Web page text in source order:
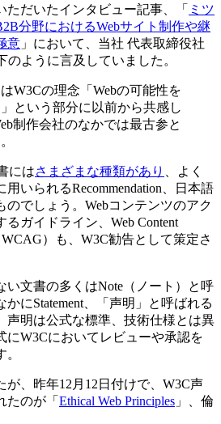
ただいたインタビュー記事、「 ミツ
分野におけるWebサイト制作や継
意 」において、当社 代表取締役社
のように言及していました。
W3Cの理念「Webの可能性を
という部分に以前から共感し
制作会社のなかでは最古参と
にはさまざまな種類があり
、よく
いられるRecommendation、日本語
のでしょう。Webコンテンツのアク
ガイドライン、Web Content
WCAG）も、W3C勧告として策定さ
い文書の多くはNote（ノート）と呼
にStatement、「声明」と呼ばれる
声明は公式な標準、技術仕様とは異
にW3Cにおいてレビューや承認を
が、昨年12月12日付けで、W3C声
たのが「 Ethical Web Principles 」、倫